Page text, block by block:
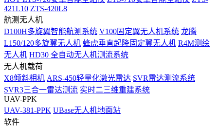
421L10 ZTS-420L8
航测无人机
D100H多旋翼智能航测系统 V100固定翼无人机系统 龙腾
L150/120多旋翼无人机 蜂虎垂直起降固定翼无人机 R4M测绘
无人机 HD30 全自动无人机测流系统
无人机载荷
X8倾斜相机 ARS-450轻量化激光雷达 SVR雷达测流系统
SVR3三合一雷达测流 实时二三维重建系统
UAV-PPK
UAV-381-PPK UBase无人机地面站
软件